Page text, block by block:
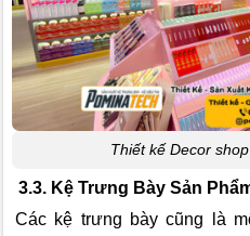
Thiết kế Decor
3.3. Kệ Trưng Bày Sản
Các kệ trưng bày cũng là